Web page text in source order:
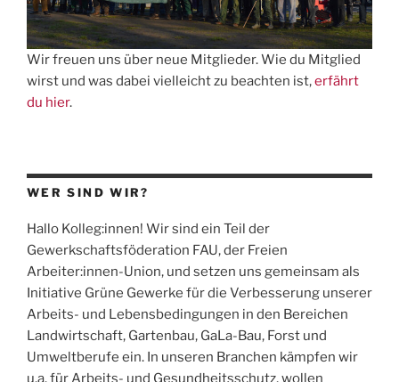
Wir freuen uns über neue Mitglieder. Wie du Mitglied
wirst und was dabei vielleicht zu beachten ist,erfährt
du hier.
WER SIND WIR?
Hallo Kolleg:innen! Wir sind ein Teil der
Gewerkschaftsföderation FAU, der Freien
Arbeiter:innen-Union, und setzen uns gemeinsam als
Initiative Grüne Gewerke für die Verbesserung unserer
Arbeits- und Lebensbedingungen in den Bereichen
Landwirtschaft, Gartenbau, GaLa-Bau, Forst und
Umweltberufe ein. In unseren Branchen kämpfen wir
u.a. für Arbeits- und Gesundheitsschutz, wollen